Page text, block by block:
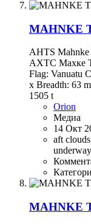
MAHNKE
AHTS Mahnke
АХТС Махке
Flag: Vanuatu
x Breadth: 63
1505 t
Orion
Медиа
14 Окт
aft clouds
underway
MAHNKE